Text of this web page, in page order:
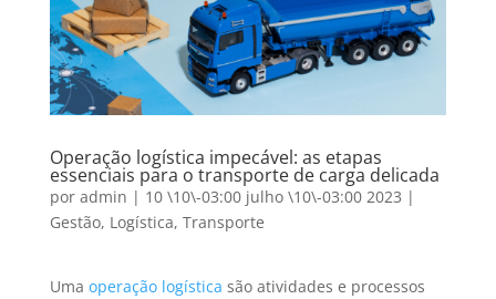
Operação logística impecável: as etapas
essenciais para o transporte de carga delicada
por admin | 10 \10\-03:00 julho \10\-03:00 2023 |
Gestão, Logística, Transporte
Uma operação logística são atividades e processos